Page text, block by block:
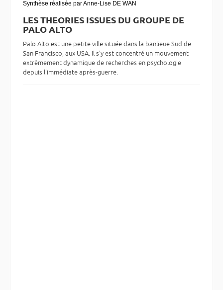
Synthèse réalisée par Anne-Lise DE WAN
LES THEORIES ISSUES DU GROUPE DE
PALO ALTO
Palo Alto est une petite ville située dans la banlieue Sud de
San Francisco, aux USA. Il s'y est concentré un mouvement
extrêmement dynamique de recherches en psychologie
depuis l'immédiate après-guerre.